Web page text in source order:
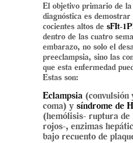
El objetivo primario de la
diagnóstica es demostrar
cocientes altos de sFIt-
dentro de las cuatro
embarazo, no solo el
preeclampsia, sino las
que esta enfermedad
Estas son:
Eclampsia (convulsión
coma) y síndrome de
(hemólisis- ruptura de
rojos-, enzimas
bajo recuento de